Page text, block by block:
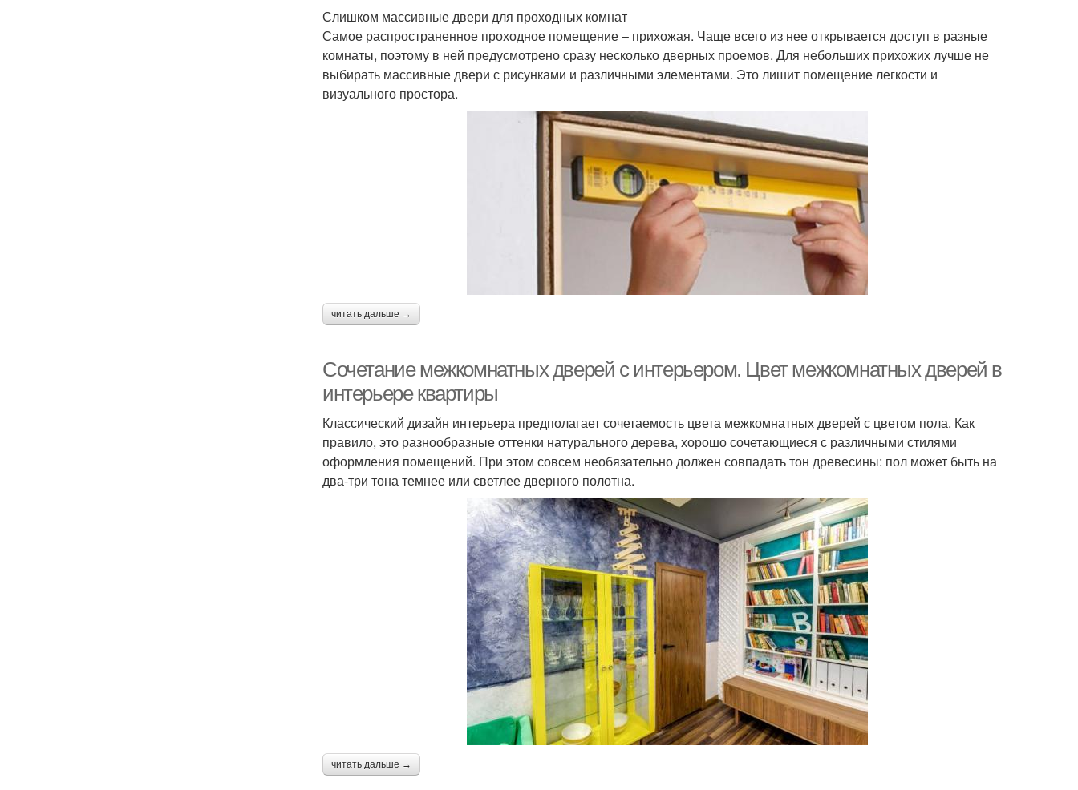
Слишком массивные двери для проходных комнат
Самое распространенное проходное помещение – прихожая. Чаще всего из нее открывается доступ в разные
комнаты, поэтому в ней предусмотрено сразу несколько дверных проемов. Для небольших прихожих лучше не
выбирать массивные двери с рисунками и различными элементами. Это лишит помещение легкости и
визуального простора.
читать дальше →
Сочетание межкомнатных дверей с интерьером. Цвет межкомнатных дверей в
интерьере квартиры
Классический дизайн интерьера предполагает сочетаемость цвета межкомнатных дверей с цветом пола. Как
правило, это разнообразные оттенки натурального дерева, хорошо сочетающиеся с различными стилями
оформления помещений. При этом совсем необязательно должен совпадать тон древесины: пол может быть на
два-три тона темнее или светлее дверного полотна.
читать дальше →